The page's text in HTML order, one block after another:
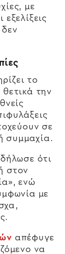
με
το
την
σε
συμμαχία.
ότι
στον
ενώ
με
απέφυγε
να